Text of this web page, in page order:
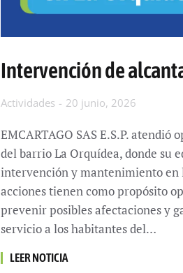
Intervención de
Actividades 20 junio, 2026
EMCARTAGO SAS E.S.P.
del barrio La Orquídea, donde su
intervención y mantenimiento en
acciones tienen como propósito
prevenir posibles afectaciones y
servicio a los habitantes del…
LEER NOTICIA